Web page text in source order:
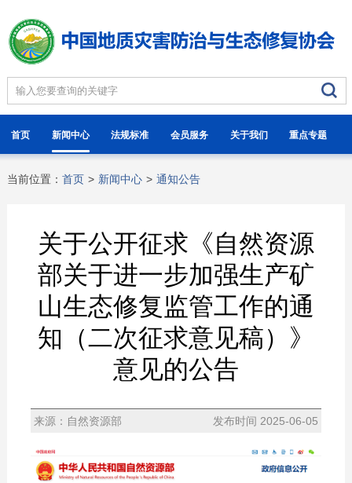
首页 新闻中心 法规标准 会员服务 关于我们 重点专题
当前位置： 首页 > 新闻中心 > 通知公告
关于公开征求《自然资源
部关于进一步加强生产矿
山生态修复监管工作的通
知（二次征求意见稿）》
意见的公告
来源：自然资源部 发布时间 2025-06-05